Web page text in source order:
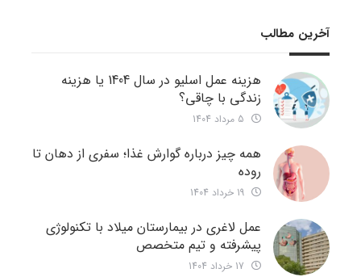
آخرین مطالب
هزینه عمل اسلیو در سال 1404 یا هزینه
زندگی با چاقی؟
همه چیز درباره گوارش غذا؛ سفری از دهان تا
روده
عمل لاغری در بیمارستان میلاد با تکنولوژی
پیشرفته و تیم متخصص